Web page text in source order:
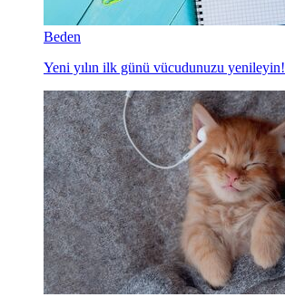
Beden
Yeni yılın ilk günü vücudunuzu yenileyin!